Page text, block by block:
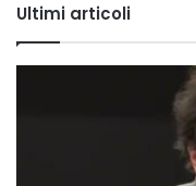
Ultimi articoli